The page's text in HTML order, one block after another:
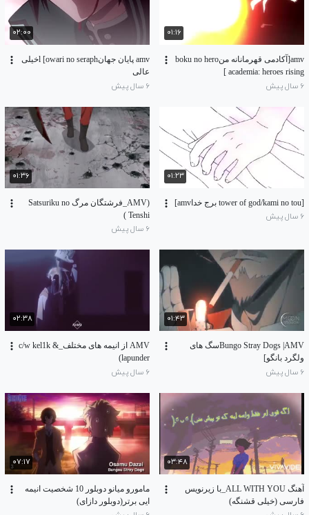
۰۱:۱۶
amv[آکادمی قهرمانانه منboku no hero
academia: heroes rising ]
۶ سال پیش
۰۲:۰۰
amv پایان جهانl [owari no seraphخیلی
عالی
۶ سال پیش
۰۱:۲۳
[tower of god/kami no tou برج خداamv]
۶ سال پیش
۰۱:۳۶
(AMV_فرشتگان مرگ Satsuriku no
Tenshi )
۶ سال پیش
۰۱:۴۳
Bungo Stray Dogs |AMVسگ های
ولگرد بانگو]
۶ سال پیش
۰۲:۳۸
AMV از انیمه های مختلف_c/w kel1k &
lapunder)
۶ سال پیش
۰۳:۴۸
آهنگ ALL WITH YOU_با زیرنویس
فارسی (خیلی قشنگه)
۰۷:۱۷
مامورو میانو دوبلور 10 شخصیت انیمه
ایی برتر(دوبلور دازای)